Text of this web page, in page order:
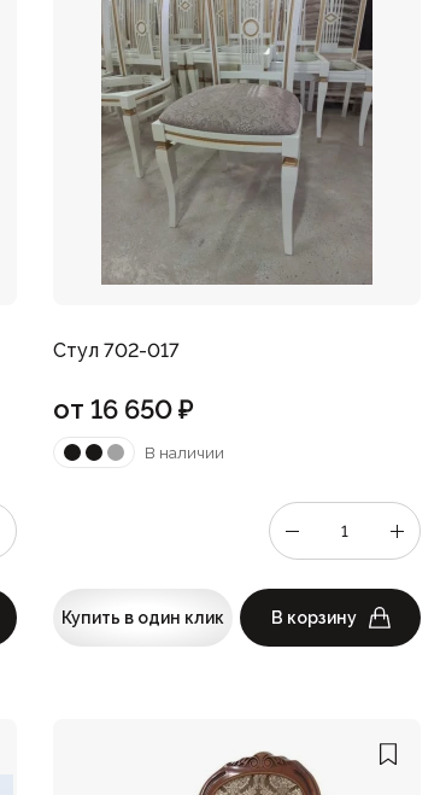
Стул 702-017
от 16 650₽
В наличии
Купить в один клик В корзину